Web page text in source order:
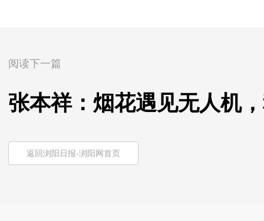
阅读下一篇
张本祥：烟花遇见无人机
返回浏阳日报-浏阳网首页